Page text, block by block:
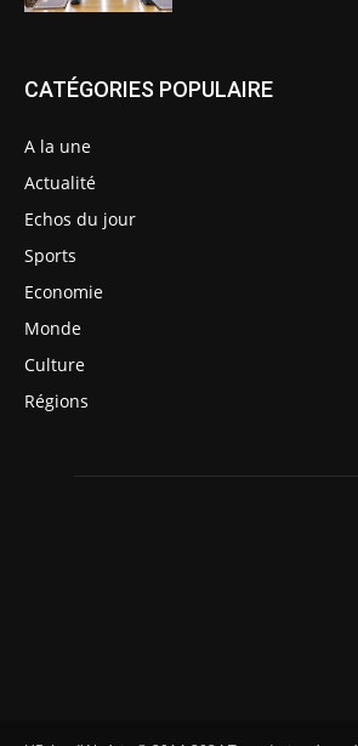
CATÉGORIES POPULAIRE
A la une
Actualité
Echos du jour
Sports
Economie
Monde
Culture
Régions